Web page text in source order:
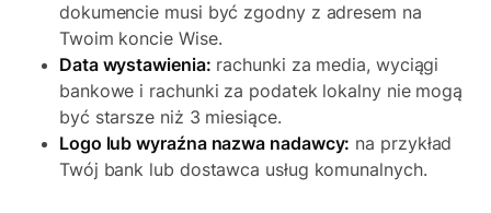
dokumencie musi być zgodny z adresem na
Twoim koncie Wise.
Data wystawienia: rachunki za media, wyciągi
bankowe i rachunki za podatek lokalny nie mogą
być starsze niż 3 miesiące.
Logo lub wyraźna nazwa nadawcy: na przykład
Twój bank lub dostawca usług komunalnych.